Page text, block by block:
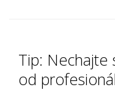
Tip: Nechajte
od